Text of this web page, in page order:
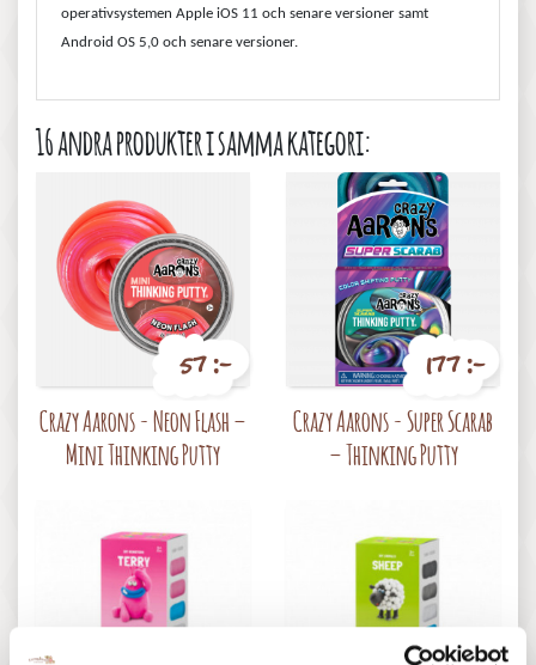
operativsystemen Apple iOS 11 och senare versioner samt
Android OS 5,0 och senare versioner.
16 andra produkter i samma kategori:
57 :-
Crazy Aarons - Neon Flash –
Mini Thinking Putty
177 :-
Crazy Aarons - Super Scarab
– Thinking Putty